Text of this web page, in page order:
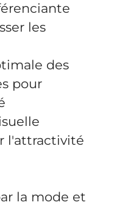
les
des
pour
l'attractivité
la mode et